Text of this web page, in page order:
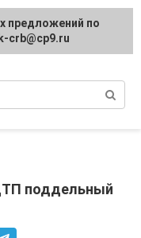
и
поддельный
предложений по
crb@cp9.ru